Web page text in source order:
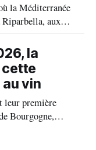
la Méditerranée
aux
idée du grand
les cépages et le
la
cette
vin
leur première
Bourgogne,
de leurs vins. Au
20 deux